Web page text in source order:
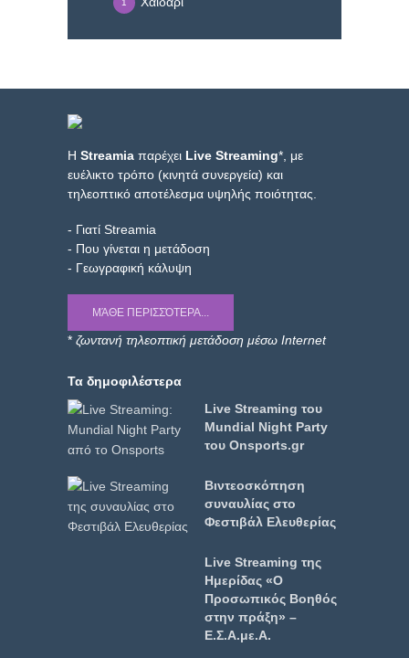
1
Η Streamia παρέχει Live Streaming*, με
ευέλικτο τρόπο (κινητά συνεργεία) και
τηλεοπτικό αποτέλεσμα υψηλής ποιότητας.
- Γιατί Streamia
- Που γίνεται η μετάδοση
- Γεωγραφική κάλυψη
ΜΆΘΕ ΠΕΡΙΣΣΌΤΕΡΑ...
* ζωντανή τηλεοπτική μετάδοση μέσω Internet
Τα δημοφιλέστερα
Live Streaming του
Mundial Night Party
του Onsports.gr
Βιντεοσκόπηση
συναυλίας στο
Φεστιβάλ Ελευθερίας
Live Streaming της
Ημερίδας «Ο
Προσωπικός Βοηθός
στην πράξη» –
Ε.Σ.Α.με.Α.